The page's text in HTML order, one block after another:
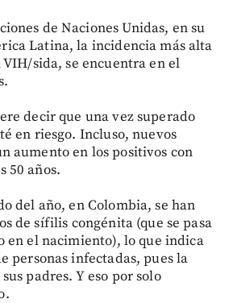
de Naciones Unidas, en su
Latina, la incidencia más alta
sida, se encuentra en el
decir que una vez superado
en riesgo. Incluso, nuevos
aumento en los positivos con
50 años.
del año, en Colombia, se han
de sífilis congénita (que se pasa
en el nacimiento), lo que indica
personas infectadas, pues la
padres. Y eso por solo